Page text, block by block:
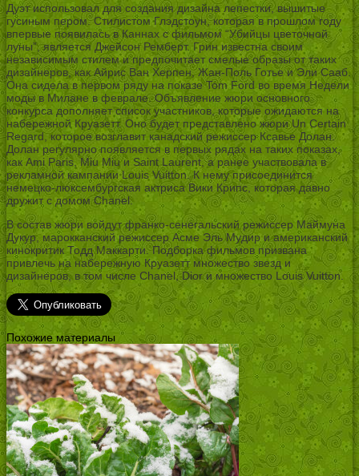
Дуэт использовал для создания дизайна лепестки, вышитые
гусиным пером. Стилистом Глэдстоун, которая в прошлом году
впервые появилась в Каннах с фильмом “Убийцы цветочной
луны”, является Джейсон Ремберт. Грин известна своим
независимым стилем и предпочитает смелые образы от таких
дизайнеров, как Айрис Ван Херпен, Жан-Поль Готье и Эли Сааб.
Она сидела в первом ряду на показе Tom Ford во время Недели
моды в Милане в феврале. Объявление жюри основного
конкурса дополняет список участников, которые ожидаются на
набережной Круазетт. Оно будет представлено жюри Un Certain
Regard, которое возглавит канадский режиссер Ксавье Долан.
Долан регулярно появляется в первых рядах на таких показах,
как Ami Paris, Miu Miu и Saint Laurent, а ранее участвовала в
рекламной кампании Louis Vuitton. К нему присоединится
немецко-люксембургская актриса Вики Крипс, которая давно
дружит с домом Chanel.
В состав жюри войдут франко-сенегальский режиссер Маймуна
Дукур, марокканский режиссер Асме Эль Мудир и американский
кинокритик Тодд Маккарти. Подборка фильмов призвана
привлечь на набережную Круазетт множество звезд и
дизайнеров, в том числе Chanel, Dior и множество Louis Vuitton.
Похожие материалы